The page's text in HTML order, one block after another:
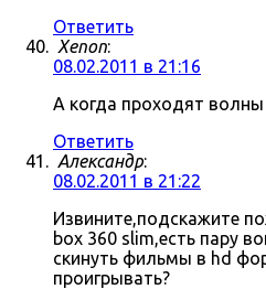
Ответить
Xenon:
08.02.2011 в 21:16
А когда проходят волны
Ответить
Александр:
08.02.2011 в 21:22
Извините,подскажите
box 360 slim,есть пару
скинуть фильмы в hd
проигрывать?